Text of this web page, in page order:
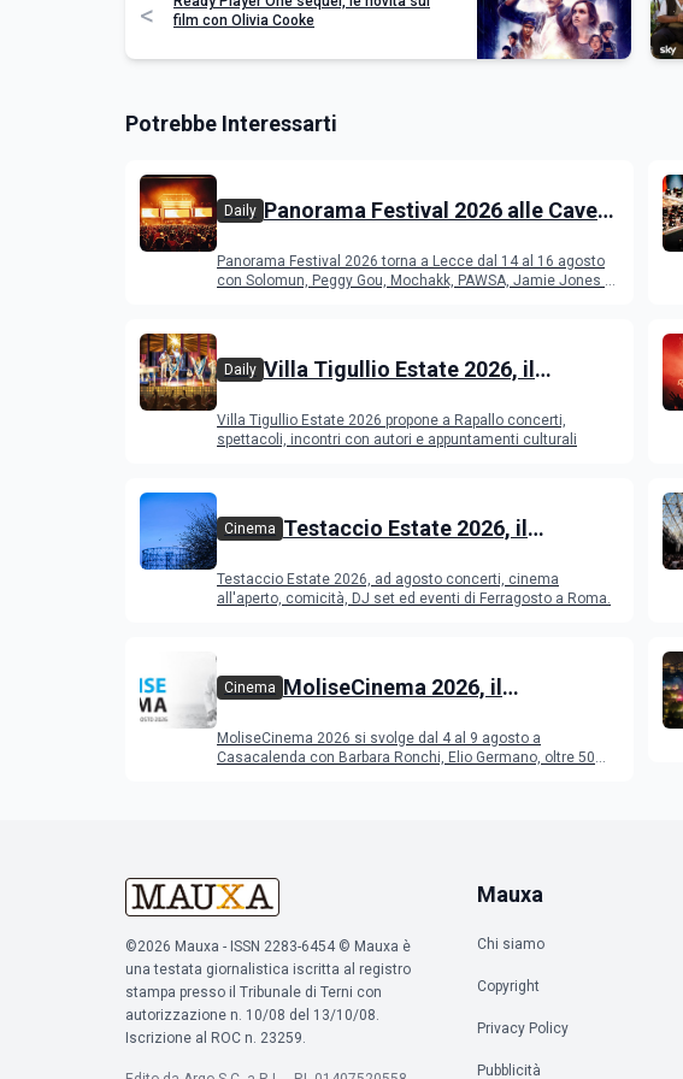
<
film con Olivia Cooke
Potrebbe Interessarti
Daily Panorama Festival 2026 alle Cave
programma
Panorama Festival 2026 torna a Lecce dal 14 al 16 agosto
con Solomun, Peggy Gou, Mochakk, PAWSA, Jamie Jones e
Daily Villa Tigullio Estate 2026, il
Villa Tigullio Estate 2026 propone a Rapallo concerti,
spettacoli, incontri con autori e appuntamenti culturali
Cinema Testaccio Estate 2026, il
Ferragosto
Testaccio Estate 2026, ad agosto concerti, cinema
all'aperto, comicità, DJ set ed eventi di Ferragosto a Roma.
Cinema MoliseCinema 2026, il
MoliseCinema 2026 si svolge dal 4 al 9 agosto a
Casacalenda con Barbara Ronchi, Elio Germano, oltre 50
©2026 Mauxa - ISSN 2283-6454 © Mauxa è
una testata giornalistica iscritta al registro
stampa presso il Tribunale di Terni con
autorizzazione n. 10/08 del 13/10/08.
Iscrizione al ROC n. 23259.
Mauxa
Chi siamo
Copyright
Privacy Policy
Pubblicità